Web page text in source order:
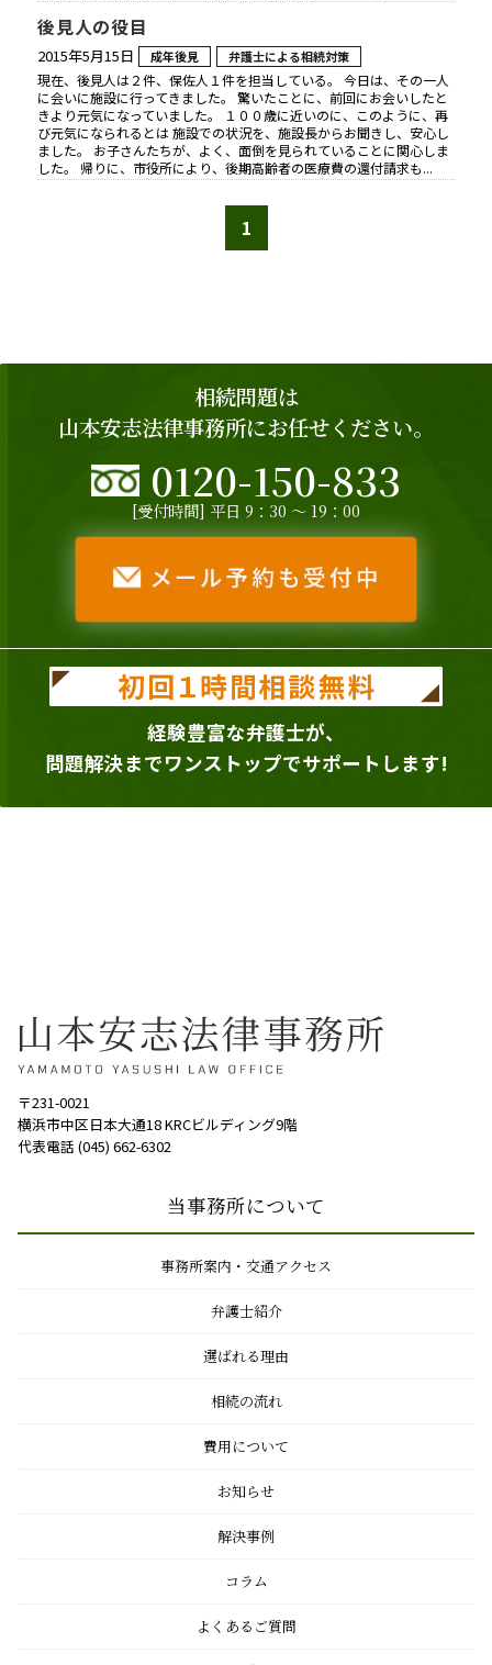
後見人の役目
2015年5月15日 成年後見 弁護士による相続対策
現在、後見人は２件、保佐人１件を担当している。 今日は、その一人
に会いに施設に行ってきました。 驚いたことに、前回にお会いしたと
きより元気になっていました。 １００歳に近いのに、このように、再
び元気になられるとは 施設での状況を、施設長からお聞きし、安心し
ました。 お子さんたちが、よく、面倒を見られていることに関心しま
した。 帰りに、市役所により、後期高齢者の医療費の還付請求も...
1
相続問題は
山本安志法律事務所にお任せください。
0120-150-833
[受付時間] 平日 9：30 ～ 19：00
経験豊富な弁護士が、
問題解決までワンストップでサポートします!
〒231-0021
横浜市中区日本大通18 KRCビルディング9階
代表電話 (045) 662-6302
当事務所について
事務所案内・交通アクセス
弁護士紹介
選ばれる理由
相続の流れ
費用について
お知らせ
解決事例
コラム
よくあるご質問